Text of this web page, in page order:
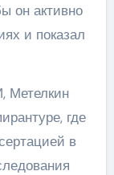
он активно
и показал
Метелкин
где
в